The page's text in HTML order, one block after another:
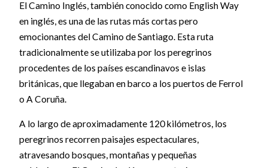
El Camino Inglés, también conocido como English Way
en inglés, es una de las rutas más cortas pero
emocionantes del Camino de Santiago. Esta ruta
tradicionalmente se utilizaba por los peregrinos
procedentes de los países escandinavos e islas
británicas, que llegaban en barco a los puertos de Ferrol
o A Coruña.
A lo largo de aproximadamente 120 kilómetros, los
peregrinos recorren paisajes espectaculares,
atravesando bosques, montañas y pequeñas